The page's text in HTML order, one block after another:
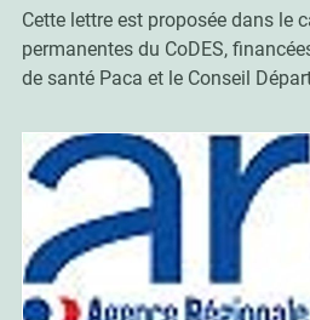
Cette lettre est proposée dans le
permanentes du CoDES,
de santé Paca et le Conseil